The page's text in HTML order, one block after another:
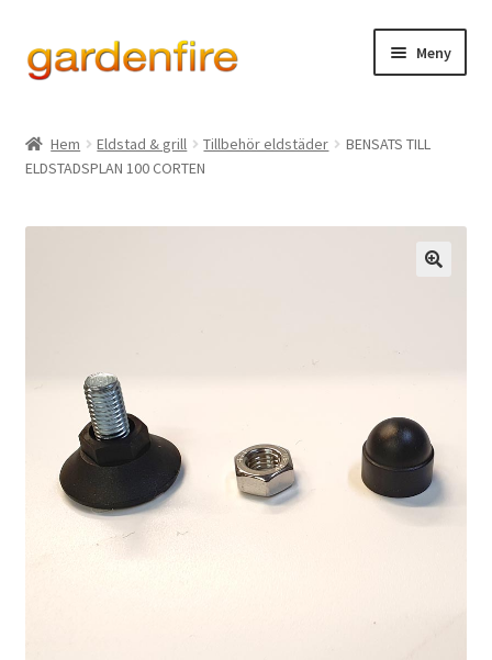
till
till
Meny
Ved- & eldhantering
Dekor & designprodukter
Hem Eldstad & grill Tillbehör eldstäder
BENSATS TILL
ELDSTADSPLAN 100 CORTEN